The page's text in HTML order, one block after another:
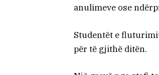
anulimeve ose
Studentët e
për të gjithë ditën.